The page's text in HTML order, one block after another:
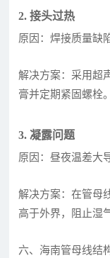
2. 接头过热
原因：焊接质量缺
解决方案：采用超
膏并定期紧固螺栓。
3. 凝露问题
原因：昼夜温差大
解决方案：在管母
高于外界，阻止湿
六、海南管母线结